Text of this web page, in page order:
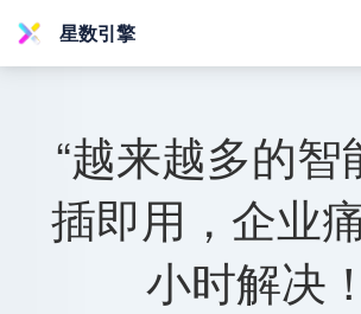
星数引擎
“越来越多的智
插即用，企业
小时解决